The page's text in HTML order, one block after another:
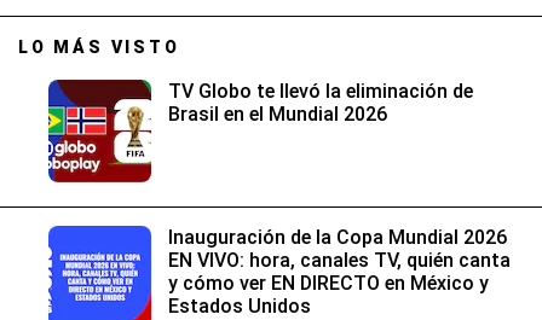
LO MÁS VISTO
TV Globo te llevó la eliminación de
Brasil en el Mundial 2026
Inauguración de la Copa Mundial 2026
EN VIVO: hora, canales TV, quién canta
y cómo ver EN DIRECTO en México y
Estados Unidos